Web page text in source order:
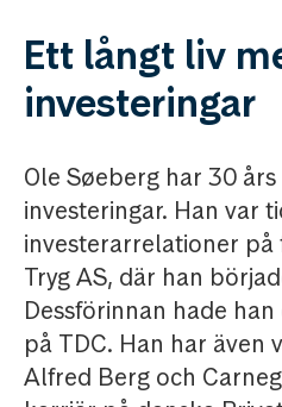
Ett långt liv
investeringar
Ole Søeberg har 30
investeringar. Han var
investerarrelationer
Tryg AS, där han
Dessförinnan hade
på TDC. Han har även
Alfred Berg och